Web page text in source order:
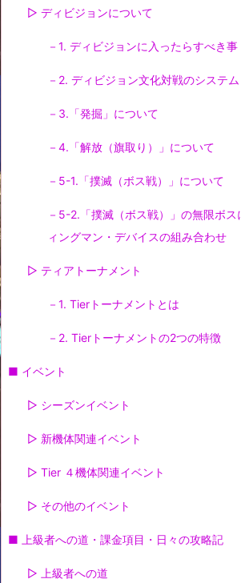
▷ ディビジョンについて
－1. ディビジョンに入ったらすべき事
－2. ディビジョン文化対戦のシステム
－3.「発掘」について
－4.「解放（旗取り）」について
－5-1.「撲滅（ボス戦）」について
－5-2.「撲滅（ボス戦）」の無限ボス
ィングマン・デバイスの組み合わせ
▷ ティアトーナメント
－1. Tierトーナメントとは
－2. Tierトーナメントの2つの特徴
■ イベント
▷ シーズンイベント
▷ 新機体関連イベント
▷ Tier ４機体関連イベント
▷ その他のイベント
■ 上級者への道・課金項目・日々の攻略記
▷ 上級者への道